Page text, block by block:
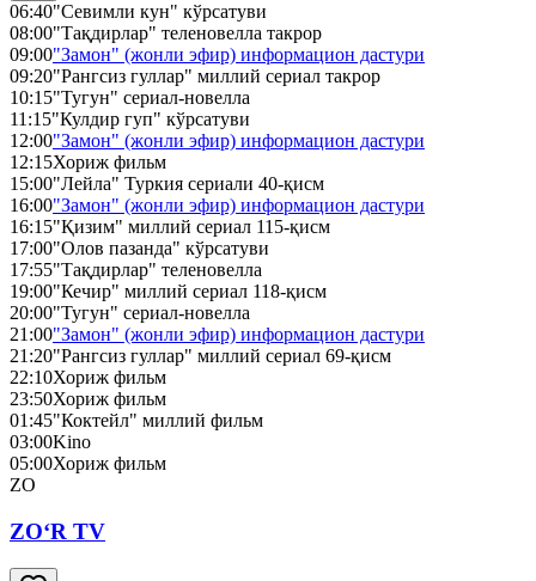
06:40"Севимли кун" кўрсатуви
08:00"Тақдирлар" теленовелла такрор
09:00"Замон" (жонли эфир) информацион дастури
09:20"Рангсиз гуллар" миллий сериал такрор
10:15"Тугун" сериал-новелла
11:15"Кулдир гуп" кўрсатуви
12:00"Замон" (жонли эфир) информацион дастури
12:15Хориж фильм
15:00"Лейла" Туркия сериали 40-қисм
16:00"Замон" (жонли эфир) информацион дастури
16:15"Қизим" миллий сериал 115-қисм
17:00"Олов пазанда" кўрсатуви
17:55"Тақдирлар" теленовелла
19:00"Кечир" миллий сериал 118-қисм
20:00"Тугун" сериал-новелла
21:00"Замон" (жонли эфир) информацион дастури
21:20"Рангсиз гуллар" миллий сериал 69-қисм
22:10Хориж фильм
23:50Хориж фильм
01:45"Коктейл" миллий фильм
03:00Kino
05:00Хориж фильм
ZO
ZO‘R TV